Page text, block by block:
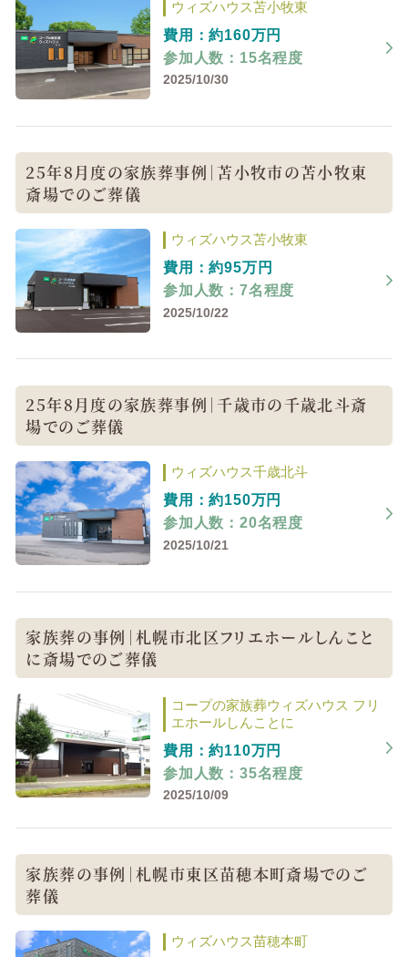
ウィズハウス苫小牧東
費用：約160万円
参加人数：15名程度
2025/10/30
25年8月度の家族葬事例｜苫小牧市の苫小牧東
斎場でのご葬儀
ウィズハウス苫小牧東
費用：約95万円
参加人数：7名程度
2025/10/22
25年8月度の家族葬事例｜千歳市の千歳北斗斎
場でのご葬儀
ウィズハウス千歳北斗
費用：約150万円
参加人数：20名程度
2025/10/21
家族葬の事例｜札幌市北区フリエホールしんこと
に斎場でのご葬儀
コープの家族葬ウィズハウス フリ
エホールしんことに
費用：約110万円
参加人数：35名程度
2025/10/09
家族葬の事例｜札幌市東区苗穂本町斎場でのご
葬儀
ウィズハウス苗穂本町